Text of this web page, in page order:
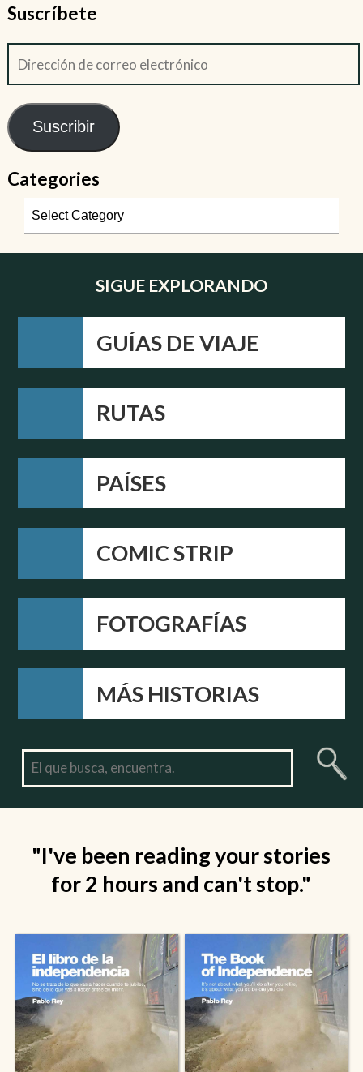
Suscríbete
Suscribir
Categories
SIGUE EXPLORANDO
GUÍAS DE VIAJE
RUTAS
PAÍSES
COMIC STRIP
FOTOGRAFÍAS
MÁS HISTORIAS
"I've been reading your stories
for 2 hours and can't stop."